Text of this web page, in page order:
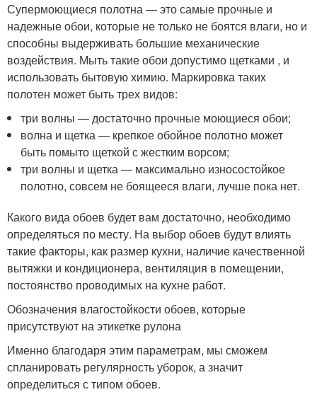
Супермоющиеся полотна — это самые прочные и
надежные обои, которые не только не боятся влаги, но и
способны выдерживать большие механические
воздействия. Мыть такие обои допустимо щетками , и
использовать бытовую химию. Маркировка таких
полотен может быть трех видов:
три волны — достаточно прочные моющиеся обои;
волна и щетка — крепкое обойное полотно может
быть помыто щеткой с жестким ворсом;
три волны и щетка — максимально износостойкое
полотно, совсем не боящееся влаги, лучше пока нет.
Какого вида обоев будет вам достаточно, необходимо
определяться по месту. На выбор обоев будут влиять
такие факторы, как размер кухни, наличие качественной
вытяжки и кондиционера, вентиляция в помещении,
постоянство проводимых на кухне работ.
Обозначения влагостойкости обоев, которые
присутствуют на этикетке рулона
Именно благодаря этим параметрам, мы сможем
спланировать регулярность уборок, а значит
определиться с типом обоев.